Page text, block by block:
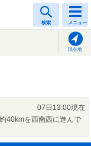
検索 メニュー
現在地
07日13:00現在
40kmを西南西に進んで